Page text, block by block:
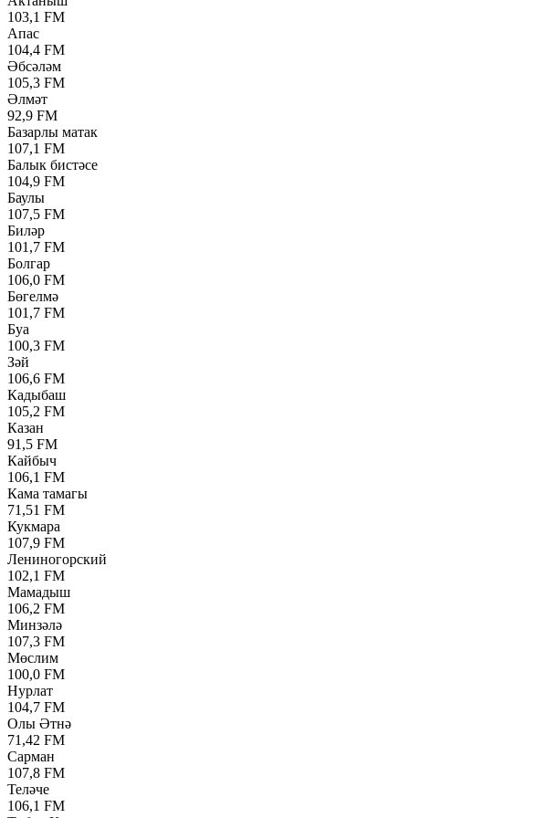
103,1 FM
Апас
104,4 FM
Әбсәләм
105,3 FM
Әлмәт
92,9 FM
Базарлы матак
107,1 FM
Балык бистәсе
104,9 FM
Баулы
107,5 FM
Биләр
101,7 FM
Болгар
106,0 FM
Бөгелмә
101,7 FM
Буа
100,3 FM
Зәй
106,6 FM
Кадыбаш
105,2 FM
Казан
91,5 FM
Кайбыч
106,1 FM
Кама тамагы
71,51 FM
Кукмара
107,9 FM
Лениногорский
102,1 FM
Мамадыш
106,2 FM
Минзәлә
107,3 FM
Мөслим
100,0 FM
Нурлат
104,7 FM
Олы Әтнә
71,42 FM
Сарман
107,8 FM
Теләче
106,1 FM